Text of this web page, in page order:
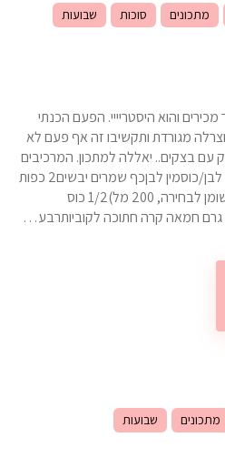
מתכונים סוכות שבועות
והוא היסטריייי. הפעם הכנתי
מגורדת ותקשיבו זה אף פעם לא
עם בצקים.. יאללה למתכון. המרכיבים
לבצק:500 גרם קמח לחם/קמח לבן/כוסמין לבןכף שמרים יבשים2 כפות
סוכרגביע שמנת חמוצה (אחוזי שומן לבחירה, 200 מל)1/2 כוס
מתכונים שבועות